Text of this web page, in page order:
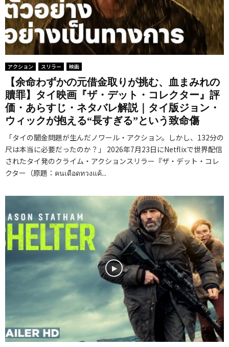
アクション スリラー 映画
【余命わずかの元借金取りが挑む、血まみれの
贖罪】タイ映画『ザ・デット・コレクター』評
価・あらすじ・ネタバレ解説｜タイ版ジョン・
ウィックが抱える“長すぎる”という致命傷
「タイの闇金問題が生んだノワール・アクション。しかし、132分の
尺は本当に必要だったのか？」 2026年7月23日にNetflixで世界配信
されたタイ発のクライム・アクションスリラー『ザ・デット・コレ
クター（原題：คนเดือดทวงแค้...